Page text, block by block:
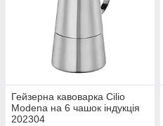
Гейзерна кавоварка Cilio
Modena на 6 чашок індукція
202304